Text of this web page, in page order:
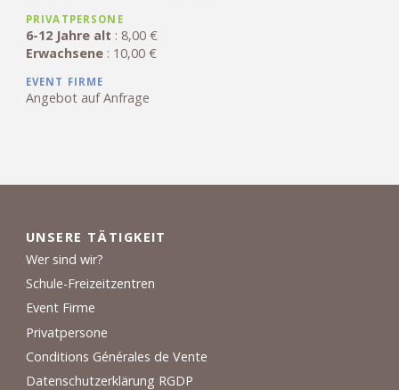
PRIVATPERSONE
6-12 Jahre alt : 8,00 €
Erwachsene: 10,00 €
EVENT FIRME
Angebot auf Anfrage
UNSERE TÄTIGKEIT
Wer sind wir?
Schule-Freizeitzentren
Event Firme
Privatpersone
Conditions Générales de Vente
Datenschutzerklärung RGDP